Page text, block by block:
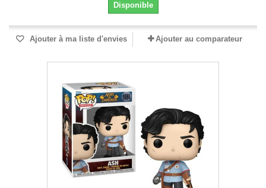
Disponible
Ajouter à ma liste d'envies Ajouter au comparateur